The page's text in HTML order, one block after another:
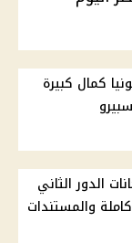
كمال كبيرة
الدور الثاني
كاملة والمستندات